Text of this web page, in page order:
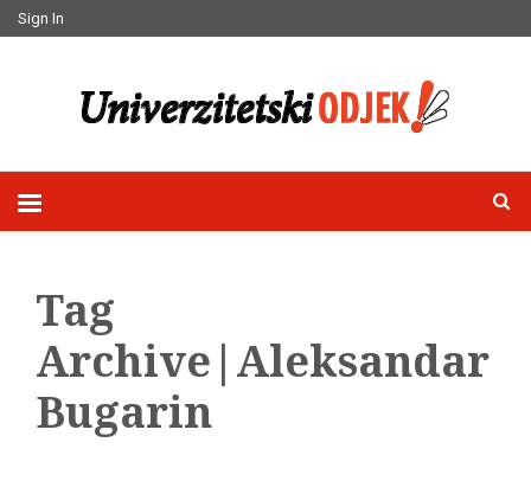
Sign In
Tag
Archive|Aleksandar
Bugarin